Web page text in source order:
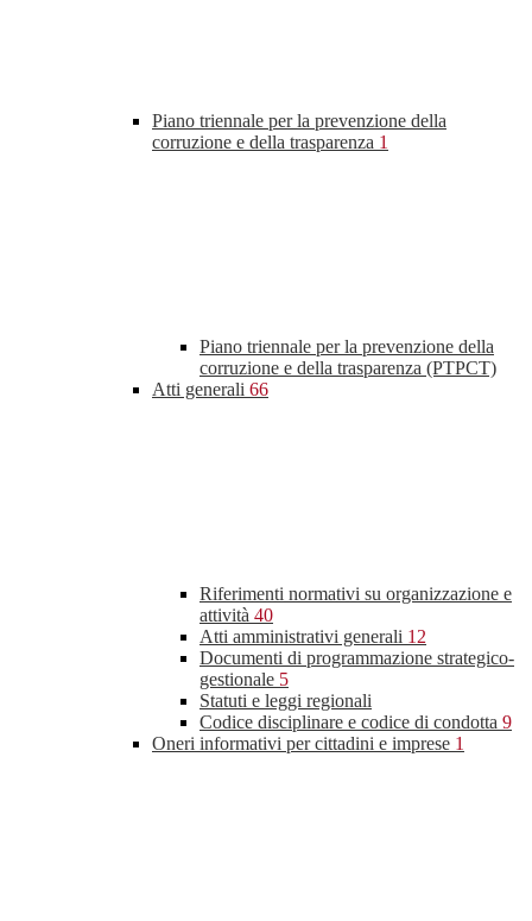
Piano triennale per la prevenzione della
corruzione e della trasparenza 1
Piano triennale per la prevenzione della
corruzione e della trasparenza (PTPCT)
Atti generali 66
Riferimenti normativi su organizzazione e
attività 40
Atti amministrativi generali 12
Documenti di programmazione strategico-
gestionale 5
Statuti e leggi regionali
Codice disciplinare e codice di condotta 9
Oneri informativi per cittadini e imprese 1